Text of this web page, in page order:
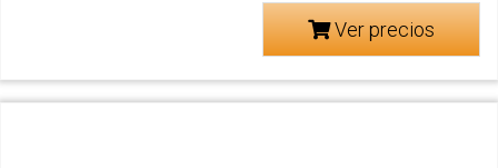
Ver precios